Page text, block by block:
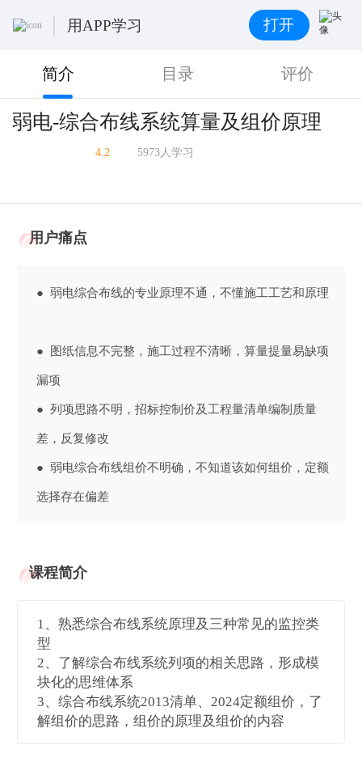
用APP学习 打开
简介 目录 评价
弱电-综合布线系统算量及组价原理
4.2 5973人学习
用户痛点
● 弱电综合布线的专业原理不通，不懂施工工艺和原理
● 图纸信息不完整，施工过程不清晰，算量提量易缺项
漏项
● 列项思路不明，招标控制价及工程量清单编制质量
差，反复修改
● 弱电综合布线组价不明确，不知道该如何组价，定额
选择存在偏差
课程简介
1、熟悉综合布线系统原理及三种常见的监控类
型
2、了解综合布线系统列项的相关思路，形成模
块化的思维体系
3、综合布线系统2013清单、2024定额组价，了
解组价的思路，组价的原理及组价的内容